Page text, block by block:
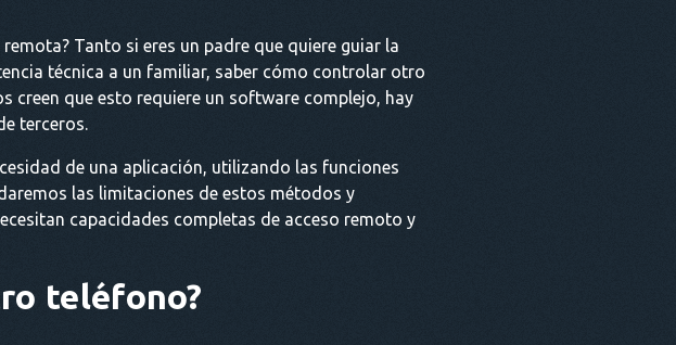
Tanto si eres un padre que quiere guiar la
técnica a un familiar, saber cómo controlar otro
creen que esto requiere un software complejo, hay
terceros.
de una aplicación, utilizando las funciones
las limitaciones de estos métodos y
capacidades completas de acceso remoto y
teléfono?